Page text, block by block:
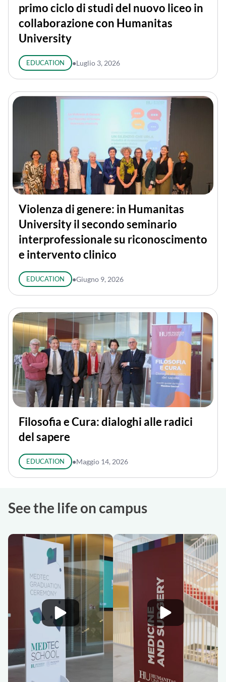
primo ciclo di studi del nuovo liceo in
collaborazione con Humanitas
University
EDUCATION ●Luglio 3, 2026
Violenza di genere: in Humanitas
University il secondo seminario
interprofessionale su riconoscimento
e intervento clinico
EDUCATION ●Giugno 9, 2026
Filosofia e Cura: dialoghi alle radici
del sapere
EDUCATION ●Maggio 14, 2026
See the life on campus